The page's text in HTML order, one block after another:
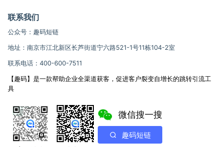
联系我们
公众号：趣码短链
地址：南京市江北新区长芦街道宁六路521-1号11栋104-2室
联系电话：400-600-7511
【趣码】是一款帮助企业全渠道获客，促进客户裂变自增长的跳转引流工
具
微信搜一搜
趣码短链